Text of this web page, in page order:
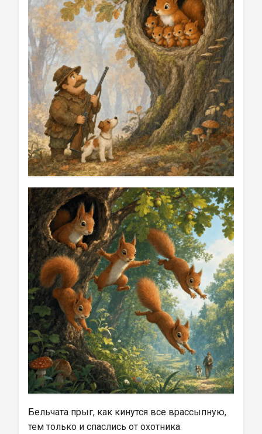
Бельчата прыг, как кинутся все врассыпную,
тем только и спаслись от охотника.